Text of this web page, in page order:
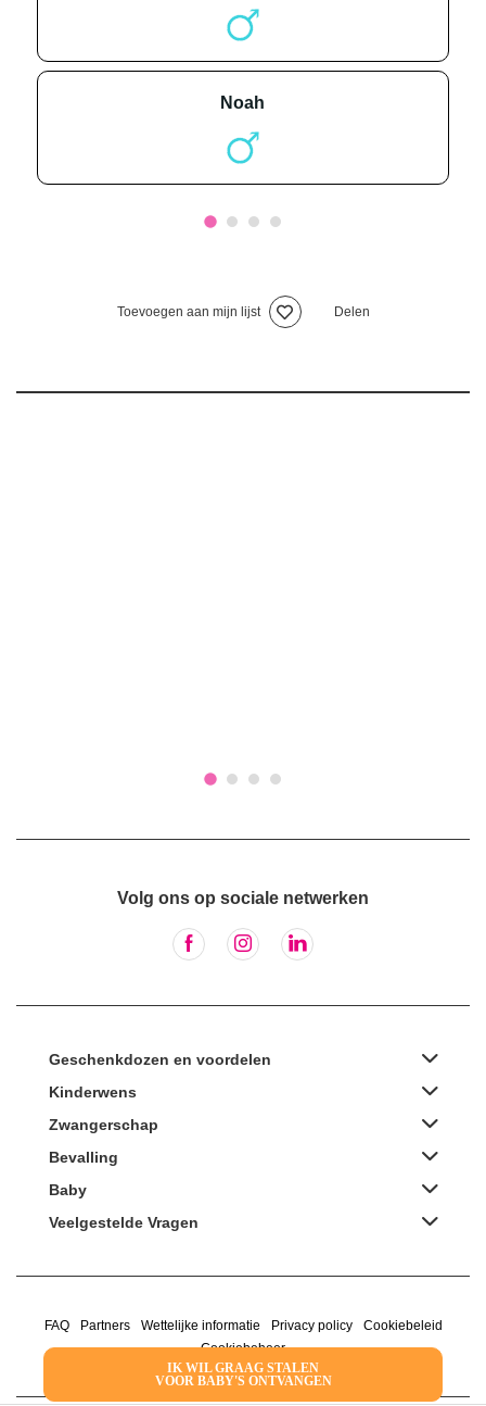
IK WIL GRAAG STALEN
VOOR BABY'S ONTVANGEN
noah
Toevoegen aan mijn lijst Delen
Volg ons op sociale netwerken
Geschenkdozen en voordelen
Kinderwens
Zwangerschap
Bevalling
Baby
Veelgestelde Vragen
FAQ Partners Wettelijke informatie Privacy policy
Cookiebeleid
Cookiebeheer